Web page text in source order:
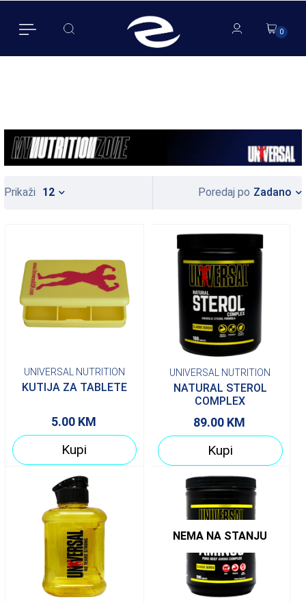
0
Poredaj po Zadano
Prikaži 12
UNIVERSAL NUTRITION
KUTIJA ZA TABLETE
5.00 KM
Kupi
UNIVERSAL NUTRITION
NATURAL STEROL
COMPLEX
89.00 KM
Kupi
NEMA NA STANJU